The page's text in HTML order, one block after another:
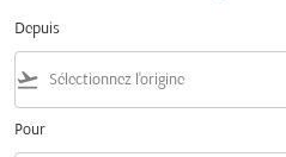
Depuis
flight_takeoff
Pour